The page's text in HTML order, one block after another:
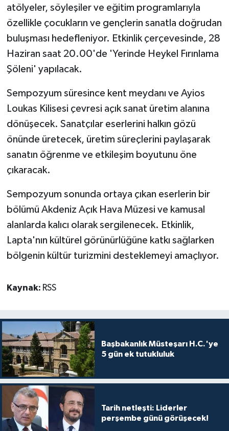
atölyeler, söyleşiler ve eğitim programlarıyla
özellikle çocukların ve gençlerin sanatla doğrudan
buluşması hedefleniyor. Etkinlik çerçevesinde, 28
Haziran saat 20.00'de 'Yerinde Heykel Fırınlama
Şöleni' yapılacak.
Sempozyum süresince kent meydanı ve Ayios
Loukas Kilisesi çevresi açık sanat üretim alanına
dönüşecek. Sanatçılar eserlerini halkın gözü
önünde üretecek, üretim süreçlerini paylaşarak
sanatın öğrenme ve etkileşim boyutunu öne
çıkaracak.
Sempozyum sonunda ortaya çıkan eserlerin bir
bölümü Akdeniz Açık Hava Müzesi ve kamusal
alanlarda kalıcı olarak sergilenecek. Etkinlik,
Lapta'nın kültürel görünürlüğüne katkı sağlarken
bölgenin kültür turizmini desteklemeyi amaçlıyor.
Kaynak: RSS
Başbakanlık Müsteşarı H.C.'ye
5 gün ek tutukluluk
Tarih netleşti: Liderler
perşembe günü görüşecek!